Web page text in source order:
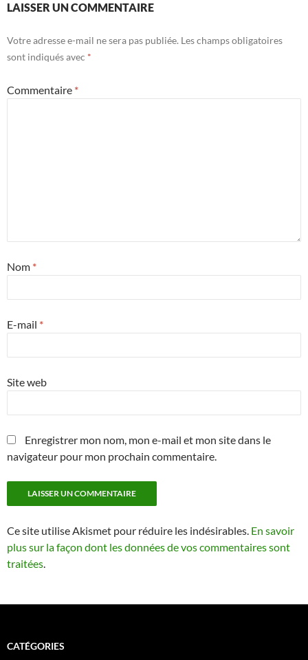
LAISSER UN COMMENTAIRE
Votre adresse e-mail ne sera pas publiée. Les champs obligatoires
sont indiqués avec *
Commentaire *
Nom *
E-mail *
Site web
Enregistrer mon nom, mon e-mail et mon site dans le
navigateur pour mon prochain commentaire.
Ce site utilise Akismet pour réduire les indésirables. En savoir
plus sur la façon dont les données de vos commentaires sont
traitées.
CATÉGORIES